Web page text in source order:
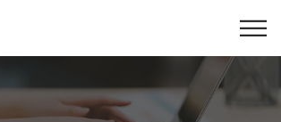
健康的な美脚の作り方
お客様の声